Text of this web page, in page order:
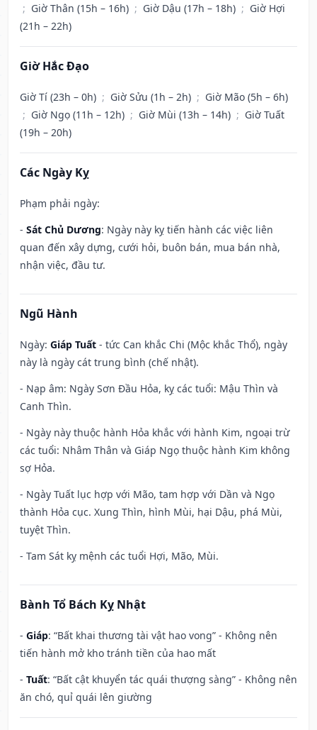
; Giờ Thân (15h – 16h) ; Giờ Dậu (17h – 18h) ; Giờ Hợi
(21h – 22h)
Giờ Hắc Đạo
Giờ Tí (23h – 0h) ; Giờ Sửu (1h – 2h) ; Giờ Mão (5h – 6h)
; Giờ Ngọ (11h – 12h) ; Giờ Mùi (13h – 14h) ; Giờ Tuất
(19h – 20h)
Các Ngày Kỵ
Phạm phải ngày:
- Sát Chủ Dương: Ngày này kỵ tiến hành các việc liên
quan đến xây dựng, cưới hỏi, buôn bán, mua bán nhà,
nhận việc, đầu tư.
Ngũ Hành
Ngày: Giáp Tuất - tức Can khắc Chi (Mộc khắc Thổ), ngày
này là ngày cát trung bình (chế nhật).
- Nạp âm: Ngày Sơn Đầu Hỏa, kỵ các tuổi: Mậu Thìn và
Canh Thìn.
- Ngày này thuộc hành Hỏa khắc với hành Kim, ngoại trừ
các tuổi: Nhâm Thân và Giáp Ngọ thuộc hành Kim không
sợ Hỏa.
- Ngày Tuất lục hợp với Mão, tam hợp với Dần và Ngọ
thành Hỏa cục. Xung Thìn, hình Mùi, hại Dậu, phá Mùi,
tuyệt Thìn.
- Tam Sát kỵ mệnh các tuổi Hợi, Mão, Mùi.
Bành Tổ Bách Kỵ Nhật
- Giáp: “Bất khai thương tài vật hao vong” - Không nên
tiến hành mở kho tránh tiền của hao mất
- Tuất: “Bất cật khuyển tác quái thượng sàng” - Không nên
ăn chó, quỉ quái lên giường